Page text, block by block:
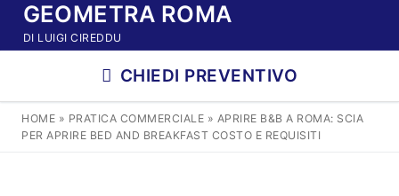
GEOMETRA ROMA
DI LUIGI CIREDDU
CHIEDI PREVENTIVO
HOME » PRATICA COMMERCIALE » APRIRE B&B A ROMA: SCIA
PER APRIRE BED AND BREAKFAST COSTO E REQUISITI